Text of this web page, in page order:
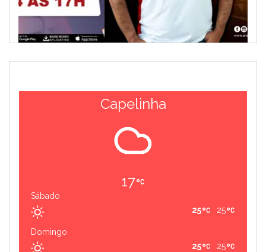
Capelinha
17
Sábado
25
25
Domingo
25
25